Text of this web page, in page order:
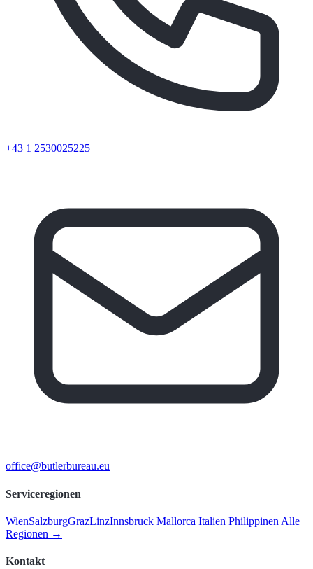
+43 1 2530025225
office@butlerbureau.eu
Serviceregionen
WienSalzburgGrazLinzInnsbruck Mallorca Italien Philippinen Alle
Regionen →
Kontakt